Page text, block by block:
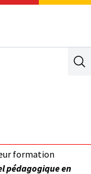
formation
pédagogique en